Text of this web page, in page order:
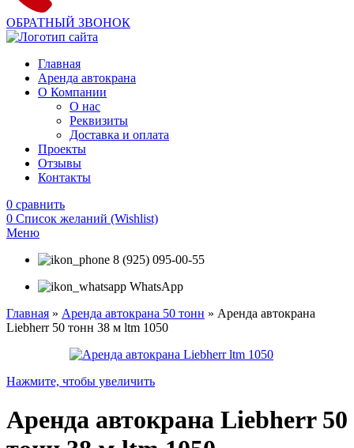
ОБРАТНЫЙ ЗВОНОК
Главная
Аренда автокрана
О Компании
О нас
Реквизиты
Доставка и оплата
Проекты
Отзывы
Контакты
0 сравнить
0 Список желаний (Wishlist)
Меню
8 (925) 095-00-55
WhatsApp
Главная » Аренда автокрана 50 тонн » Аренда автокрана
Liebherr 50 тонн 38 м ltm 1050
Нажмите, чтобы увеличить
Аренда автокрана Liebherr 50